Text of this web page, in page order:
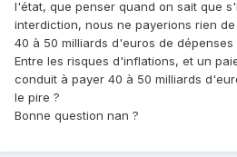
l'état, que penser quand on sait que
interdiction, nous ne payerions rien
40 à 50 milliards d'euros de
Entre les risques d'inflations, et un
conduit à payer 40 à 50 milliards
le pire ?
Bonne question nan ?